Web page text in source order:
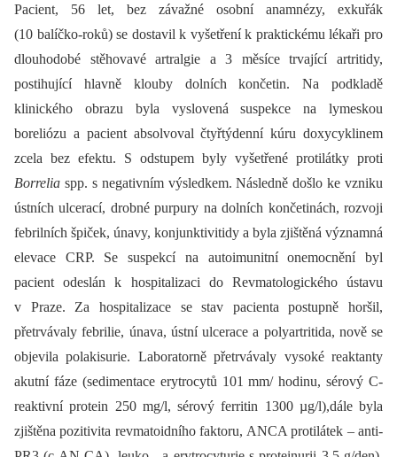
Pacient, 56 let, bez závažné osobní anamnézy, exkuřák
(10 balíčko-roků) se dostavil k vyšetření k praktickému lékaři pro
dlouhodobé stěhovavé artralgie a 3 měsíce trvající artritidy,
postihující hlavně klouby dolních končetin. Na podkladě
klinického obrazu byla vyslovená suspekce na lymeskou
boreliózu a pacient absolvoval čtyřtýdenní kúru doxycyklinem
zcela bez efektu. S odstupem byly vyšetřené protilátky proti
Borrelia spp. s negativním výsledkem. Následně došlo ke vzniku
ústních ulcerací, drobné purpury na dolních končetinách, rozvoji
febrilních špiček, únavy, konjunktivitidy a byla zjištěná významná
elevace CRP. Se suspekcí na autoimunitní onemocnění byl
pacient odeslán k hospitalizaci do Revmatologického ústavu
v Praze. Za hospitalizace se stav pacienta postupně horšil,
přetrvávaly febrilie, únava, ústní ulcerace a polyartritida, nově se
objevila polakisurie. Laboratorně přetrvávaly vysoké reaktanty
akutní fáze (sedimentace erytrocytů 101 mm/ hodinu, sérový C-
reaktivní protein 250 mg/l, sérový ferritin 1300 µg/l),dále byla
zjištěna pozitivita revmatoidního faktoru, ANCA protilátek –⁠ anti-